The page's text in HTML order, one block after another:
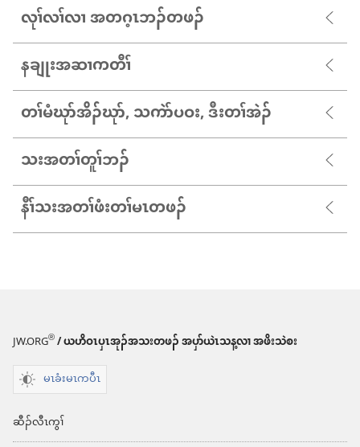
လုၢ်လၢ်လၢ အတဂ့ၤဘၣ်တဖၣ်
နချုးအဆၢကတီၢ်
တၢ်မံဃုာ်အိၣ်ဃုာ်, သကဲာ်ပဝး, ဒီးတၢ်အဲၣ်
သးအတၢ်တူၢ်ဘၣ်
နီၢ်သးအတၢ်ဖံးတၢ်မၤတဖၣ်
JW.ORG®/ ယဟိဝၤပှၤအုၣ်အသးတဖၣ် အပှာ်ယဲၤသန့လၢ အဖိးသဲစး
မၤခံးမၤကပီၤ
ဆီၣ်လီၤကွၢ်